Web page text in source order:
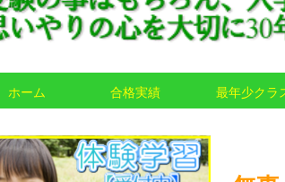
ホーム 合格実績 最年少クラ